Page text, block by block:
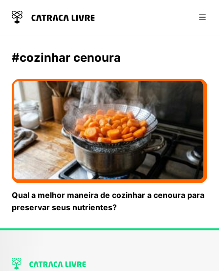
#cozinhar cenoura
Qual a melhor maneira de cozinhar a cenoura para
preservar seus nutrientes?